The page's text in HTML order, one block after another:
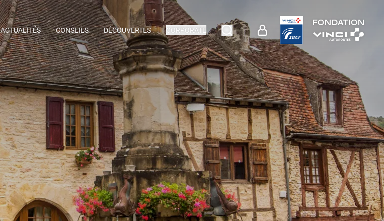
ACTUALITÉS CONSEILS DÉCOUVERTES CORPORATE